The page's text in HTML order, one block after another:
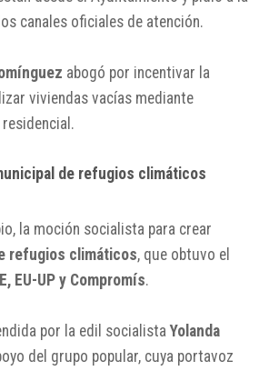
canales oficiales de atención.
abogó por incentivar la
viviendas vacías mediante
de refugios climáticos
la moción socialista para crear
refugios climáticos, que obtuvo el
EU-UP y Compromís.
por la edil socialistaYolanda
del grupo popular, cuya portavoz